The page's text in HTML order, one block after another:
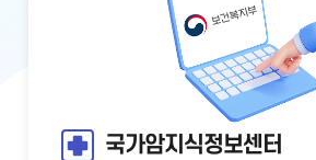
국가암지식정보센터